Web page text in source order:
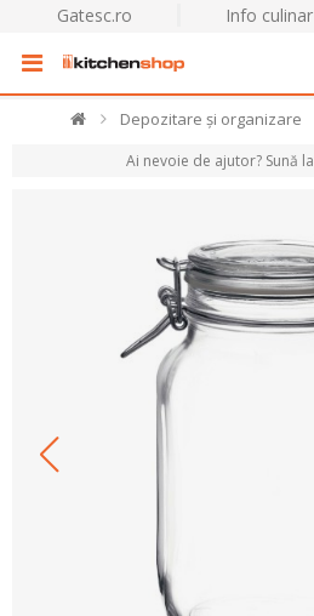
Gatesc.ro Info culinar
Depozitare și organizare
Ai nevoie de ajutor? Sună la